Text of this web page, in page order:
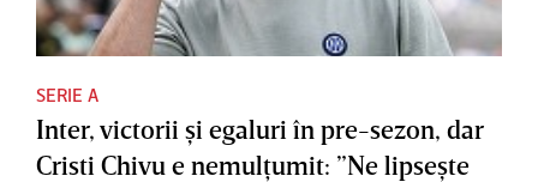
SERIE A
Inter, victorii şi egaluri în pre-sezon, dar
Cristi Chivu e nemulţumit: ”Ne lipseşte